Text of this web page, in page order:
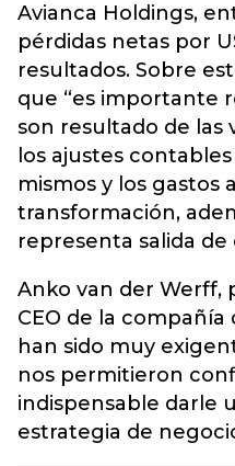
Avianca Holdings,
pérdidas netas por
resultados. Sobre
que “es importante
son resultado de las
los ajustes
mismos y los gastos
transformación,
representa salida de
Anko van der Werff,
CEO de la compañía
han sido muy
nos permitieron
indispensable darle
estrategia de